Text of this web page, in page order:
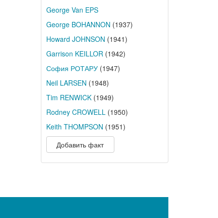
George Van EPS
George BOHANNON (1937)
Howard JOHNSON (1941)
Garrison KEILLOR(1942)
София РОТАРУ(1947)
Neil LARSEN (1948)
Tim RENWICK(1949)
Rodney CROWELL(1950)
Keith THOMPSON (1951)
Добавить факт